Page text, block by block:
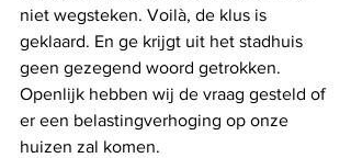
niet wegsteken. Voilà, de klus is
geklaard. En ge krijgt uit het stadhuis
geen gezegend woord getrokken.
Openlijk hebben wij de vraag gesteld of
er een belastingverhoging op onze
huizen zal komen.